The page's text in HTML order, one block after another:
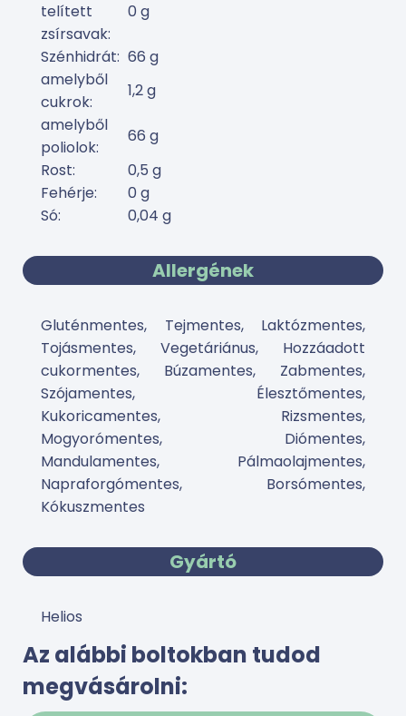
telített
zsírsavak:
0 g
Szénhidrát: 66 g
amelyből
cukrok:
1,2 g
amelyből
poliolok:
66 g
Rost:
0,5 g
Fehérje:
0 g
Só:
0,04 g
Allergének
Gluténmentes, Tejmentes, Laktózmentes,
Tojásmentes, Vegetáriánus, Hozzáadott
cukormentes, Búzamentes, Zabmentes,
Szójamentes, Élesztőmentes,
Kukoricamentes, Rizsmentes,
Mogyorómentes, Diómentes,
Mandulamentes, Pálmaolajmentes,
Napraforgómentes, Borsómentes,
Kókuszmentes
Gyártó
Helios
Az alábbi boltokban tudod
megvásárolni: